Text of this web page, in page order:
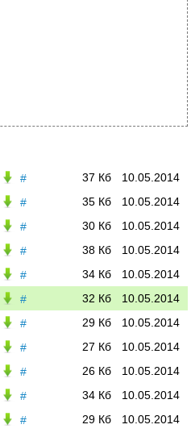
# 10.05.2014
37 Кб
#
10.05.2014
35 Кб
#
10.05.2014
30 Кб
#
10.05.2014
38 Кб
#
10.05.2014
34 Кб
#
10.05.2014
32 Кб
#
10.05.2014
29 Кб
#
10.05.2014
27 Кб
#
10.05.2014
26 Кб
#
10.05.2014
34 Кб
#
10.05.2014
29 Кб